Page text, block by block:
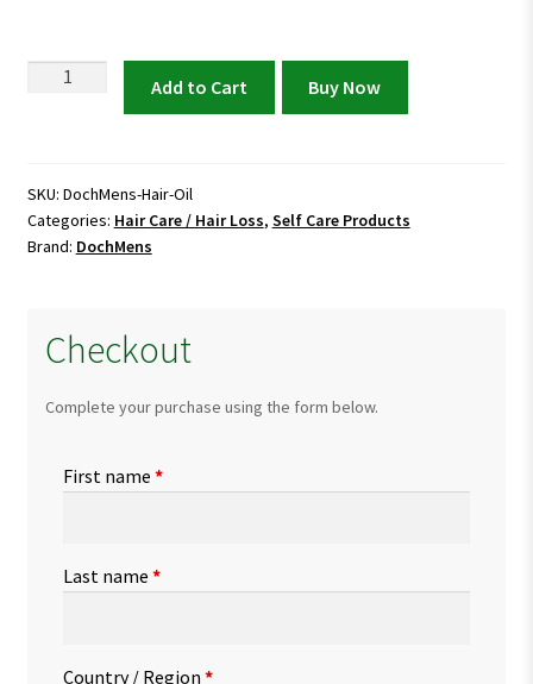
DochMens
Best
Homeopathic
Oil
Longer
Hair
Add to Cart Buy Now
SKU: DochMens-Hair-Oil
Categories: Hair Care / Hair Loss, Self Care Products
Brand: DochMens
Checkout
Complete your purchase using the form below.
First name *
Last name *
Country / Region *